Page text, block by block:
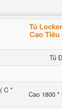
Tủ
Cao
Tủ
C *
Cao 1800 *